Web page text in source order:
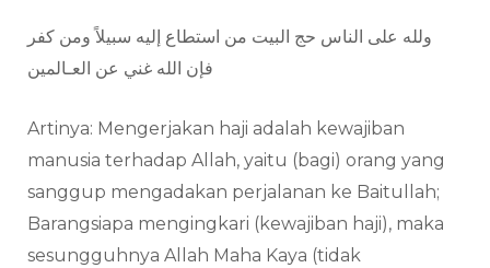
ولله على الناس حج البيت من استطاع إليه سبيلاً ومن كفر
فإن الله غني عن العـالمين
Artinya: Mengerjakan haji adalah kewajiban
manusia terhadap Allah, yaitu (bagi) orang yang
sanggup mengadakan perjalanan ke Baitullah;
Barangsiapa mengingkari (kewajiban haji), maka
sesungguhnya Allah Maha Kaya (tidak